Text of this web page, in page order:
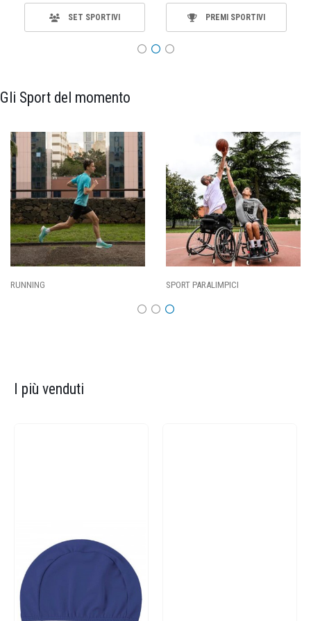
SET SPORTIVI PREMI SPORTIVI
Gli Sport del momento
CALCIO
I più venduti